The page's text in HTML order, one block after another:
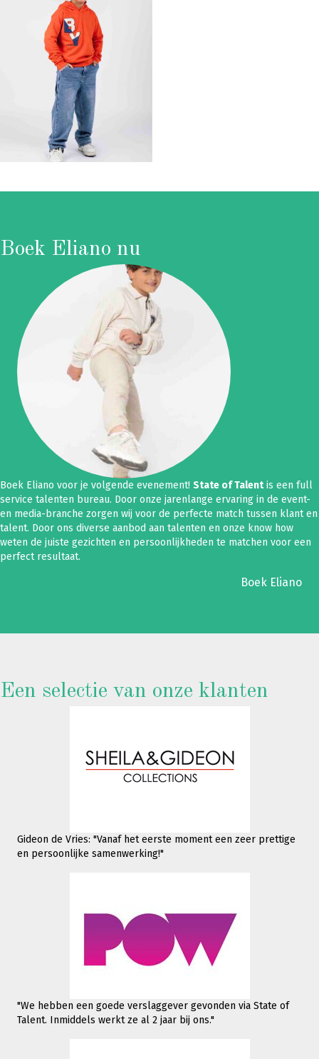
Boek Eliano nu
Boek Eliano voor je volgende evenement! State of Talentis een full
service talenten bureau. Door onze jarenlange ervaring in de event-
en media-branche zorgen wij voor de perfecte match tussen klant en
talent. Door ons diverse aanbod aan talenten en onze know how
weten de juiste gezichten en persoonlijkheden te matchen voor een
perfect resultaat.
Boek Eliano
Een selectie van onze klanten
Gideon de Vries: "Vanaf het eerste moment een zeer prettige
en persoonlijke samenwerking!"
"We hebben een goede verslaggever gevonden via State of
Talent. Inmiddels werktze al 2 jaar bij ons."